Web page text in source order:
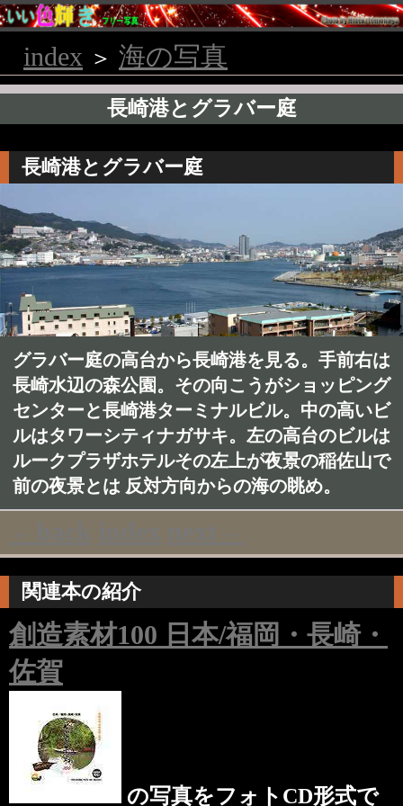
index ＞ 海の写真
長崎港とグラバー庭
長崎港とグラバー庭
グラバー庭の高台から長崎港を見る。手前右は
長崎水辺の森公園。その向こうがショッピング
センターと長崎港ターミナルビル。中の高いビ
ルはタワーシティナガサキ。左の高台のビルは
ルークプラザホテルその左上が夜景の稲佐山で
前の夜景とは 反対方向からの海の眺め。
関連本の紹介
創造素材100 日本/福岡・長崎・
佐賀
の写真をフォトCD形式で